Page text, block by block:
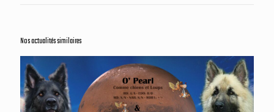
Nos actualités similaires